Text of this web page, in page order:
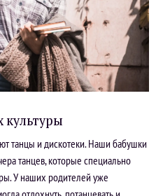
культуры
танцы и дискотеки. Наши бабушки
танцев, которые специально
У наших родителей уже